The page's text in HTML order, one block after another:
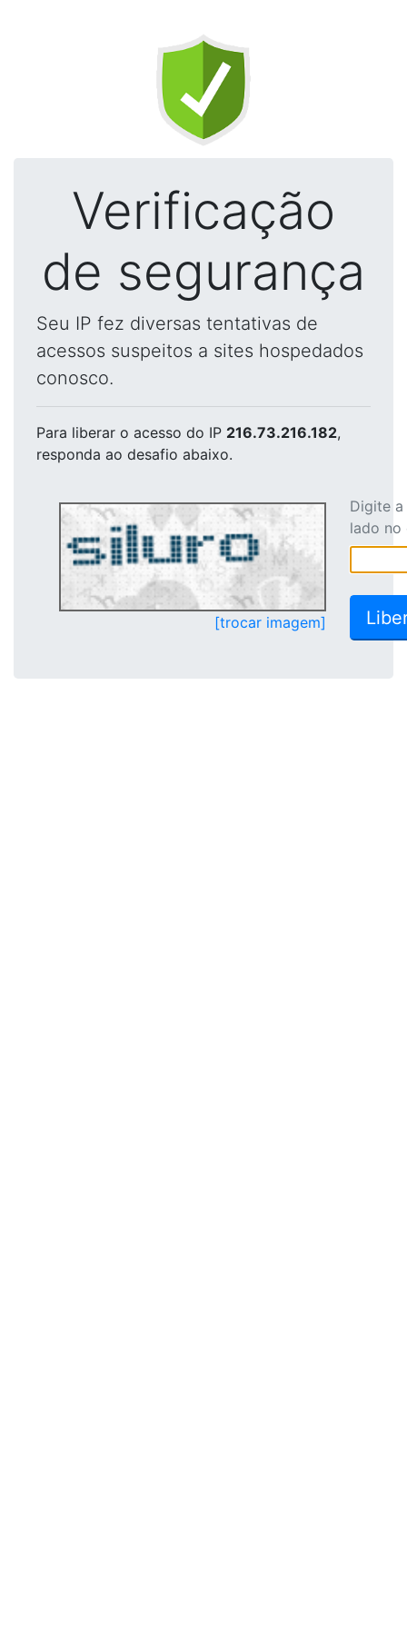
Verificação
de segurança
Seu IP fez diversas tentativas de
acessos suspeitos a sites hospedados
conosco.
Para liberar o acesso do IP 216.73.216.182,
responda ao desafio abaixo.
[trocar imagem]
Digite
lado no